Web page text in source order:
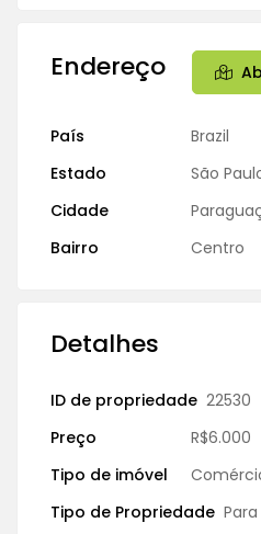
Endereço
País
Brazil
Estado
São
Cidade
Bairro
Centro
Detalhes
ID de propriedade 22530
Preço
R$6.000
Tipo de imóvel
Tipo de Propriedade